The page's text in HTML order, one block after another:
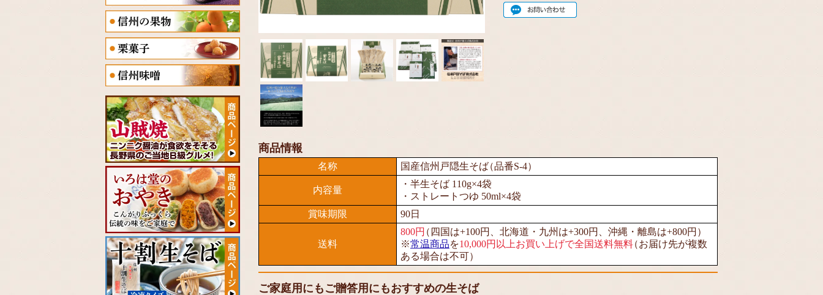
商品情報
名称 国産信州戸隠生そば（品番S-4）
内容量
・半生そば 110g×4袋
・ストレートつゆ 50ml×4袋
賞味期限
90日
送料
800円（四国は+100円、北海道・九州は+300円、沖縄・離島は+800円）
※常温商品を10,000円以上お買い上げで全国送料無料（お届け先が複数
ある場合は不可）
ご家庭用にもご贈答用にもおすすめの生そば